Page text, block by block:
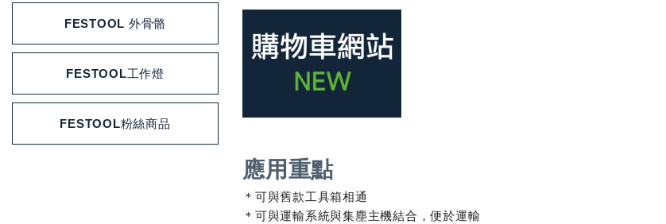
FESTOOL 外骨骼
FESTOOL工作燈
FESTOOL粉絲商品
應用重點
＊可與舊款工具箱相通
＊可與運輸系統與集塵主機結合，便於運輸